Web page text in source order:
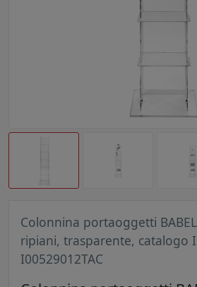
Colonnina portaoggetti
ripiani, trasparente, catalogo
I00529012TAC